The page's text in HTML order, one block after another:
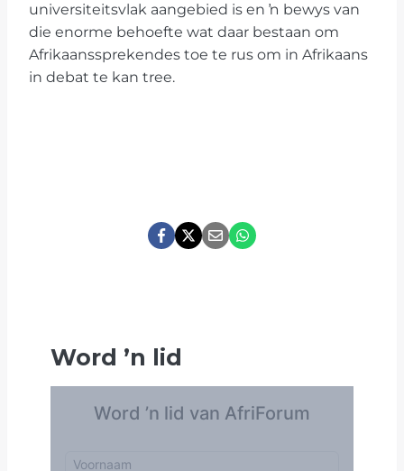
universiteitsvlak aangebied is en ŉ bewys van
die enorme behoefte wat daar bestaan om
Afrikaanssprekendes toe te rus om in Afrikaans
in debat te kan tree.
Word ’n lid